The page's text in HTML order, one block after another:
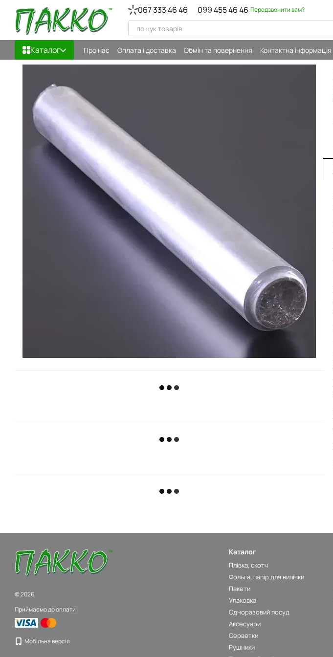
Перейти до основного контенту 067 333 46 46 099 455 46 46 Передзвонити вам?
Каталог Про нас Оплата і доставка Обмін та повернення Контактна інформація
© 2026
Приймаємо до оплати
Мобільна версія
Каталог
Плівка, скотч
Фольга, папір для випічки
Пакети
Упаковка
Одноразовий посуд
Аксесуари
Серветки
Рушники